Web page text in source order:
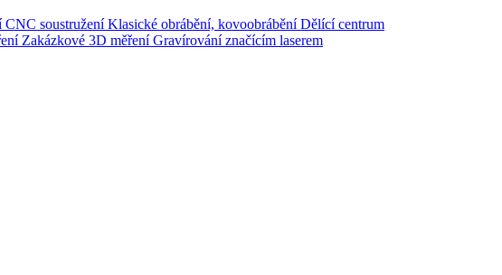
CNC soustružení Klasické obrábění, kovoobrábění Dělící centrum
Zakázkové 3D měření Gravírování značícím laserem